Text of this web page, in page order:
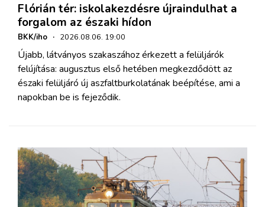
Flórián tér: iskolakezdésre újraindulhat a
forgalom az északi hídon
BKK/iho · 2026.08.06. 19:00
Újabb, látványos szakaszához érkezett a felüljárók
felújítása: augusztus első hetében megkezdődött az
északi felüljáró új aszfaltburkolatának beépítése, ami a
napokban be is fejeződik.